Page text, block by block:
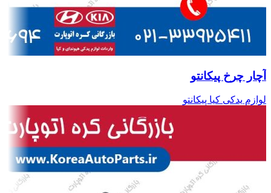
آچار چرخ پیکانتو
لوازم یدکی کیا پیکانتو